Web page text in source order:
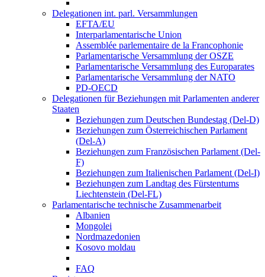
Delegationen int. parl. Versammlungen
EFTA/EU
Interparlamentarische Union
Assemblée parlementaire de la Francophonie
Parlamentarische Versammlung der OSZE
Parlamentarische Versammlung des Europarates
Parlamentarische Versammlung der NATO
PD-OECD
Delegationen für Beziehungen mit Parlamenten anderer
Staaten
Beziehungen zum Deutschen Bundestag (Del-D)
Beziehungen zum Österreichischen Parlament
(Del-A)
Beziehungen zum Französischen Parlament (Del-
F)
Beziehungen zum Italienischen Parlament (Del-I)
Beziehungen zum Landtag des Fürstentums
Liechtenstein (Del-FL)
Parlamentarische technische Zusammenarbeit
Albanien
Mongolei
Nordmazedonien
Kosovo moldau
FAQ